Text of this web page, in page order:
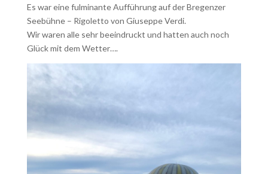
Es war eine fulminante Aufführung auf der Bregenzer
Seebühne – Rigoletto von Giuseppe Verdi.
Wir waren alle sehr beeindruckt und hatten auch noch
Glück mit dem Wetter….